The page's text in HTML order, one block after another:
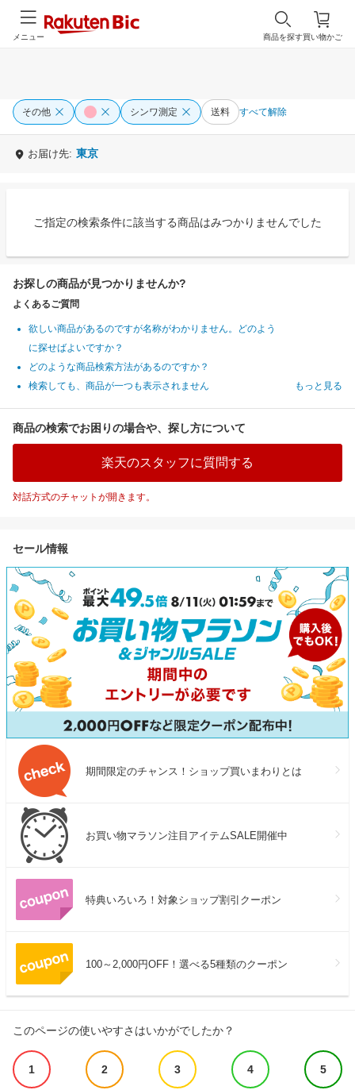
買い物かご
商品を探す
メニュー
その他 シンワ測定 送料 すべて解除
お届け先: 東京
ご指定の検索条件に該当する商品はみつかりませんでした
お探しの商品が見つかりませんか?
よくあるご質問
欲しい商品があるのですが名称がわかりません。どのよう
に探せばよいですか？
どのような商品検索方法があるのですか？
検索しても、商品が一つも表示されません
もっと見る
商品の検索でお困りの場合や、探し方について
楽天のスタッフに質問する
対話方式のチャットが開きます。
セール情報
期間限定のチャンス！ショップ買いまわりとは
お買い物マラソン注目アイテムSALE開催中
特典いろいろ！対象ショップ割引クーポン
100～2,000円OFF！選べる5種類のクーポン
このページの使いやすさはいかがでしたか？
1 2 3 4 5